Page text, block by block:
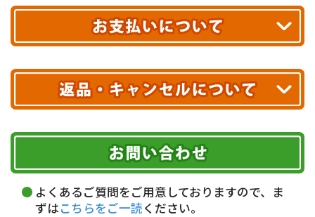
エリアやお届け日の確認はこちら▶
※ 配送業者による配送遅延が生じる可能性がございます。
※ 沖縄・離島はお届けできません。
送料無料!
10,000円未満 全国一律1,100円(税込)
配送業者
ヤマト運輸
お届け可能時間帯
午前中 14～16時
16～18時
18～20時
19～21時 指定なし
クレジットカード
代金引換(現金のみ)
5,000円未満…330円(税込)
期限を含むルール（条件）や、お客様にご負担い
ただく費用がございます。
詳しくはこちら▶
よくあるご質問をご用意しておりますので、ま
ずはこちらをご一読ください。